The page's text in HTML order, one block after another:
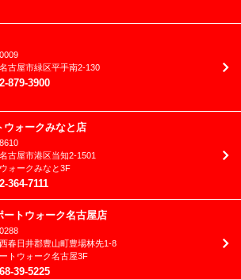
名古屋市緑区平手南2-130
879-3900
ウォークみなと店
名古屋市港区当知2-1501
ォークみなと3F
364-7111
ートウォーク名古屋店
西春日井郡豊山町豊場林先1-8
トウォーク名古屋3F
39-5225